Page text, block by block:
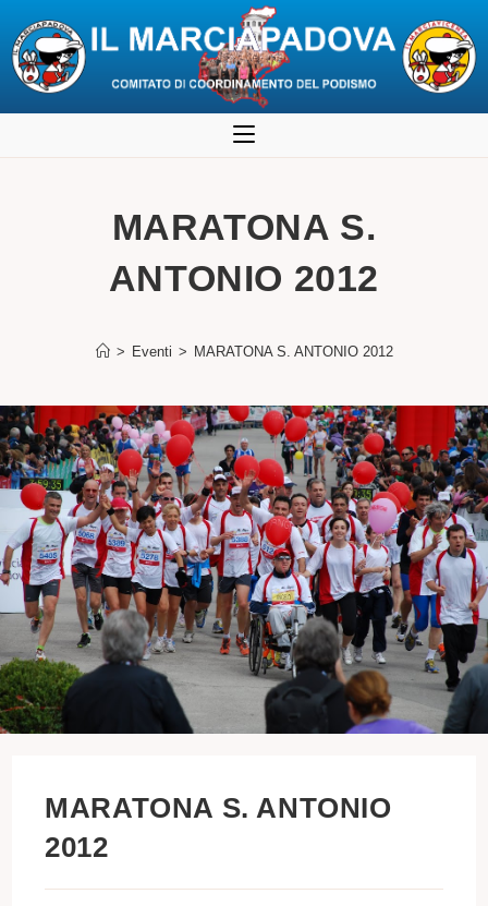
al
MARATONA S.
ANTONIO 2012
> Eventi > MARATONA S. ANTONIO 2012
MARATONA S. ANTONIO
2012